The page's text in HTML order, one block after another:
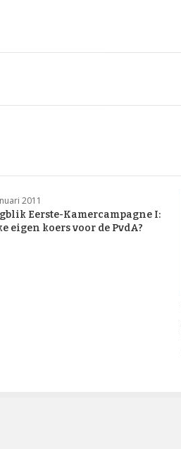
2011
Eerste-Kamercampagne I:
eigen koers voor de PvdA?